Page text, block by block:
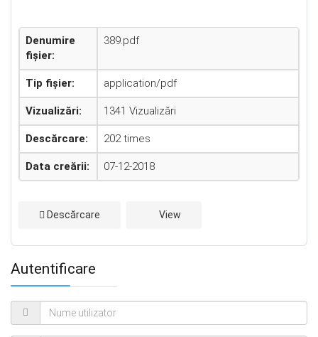
Denumire
fișier:
389.pdf
Tip fișier: application/pdf
Vizualizări: 1341 Vizualizări
Descărcare: 202 times
Data creării: 07-12-2018
Descărcare View
Autentificare